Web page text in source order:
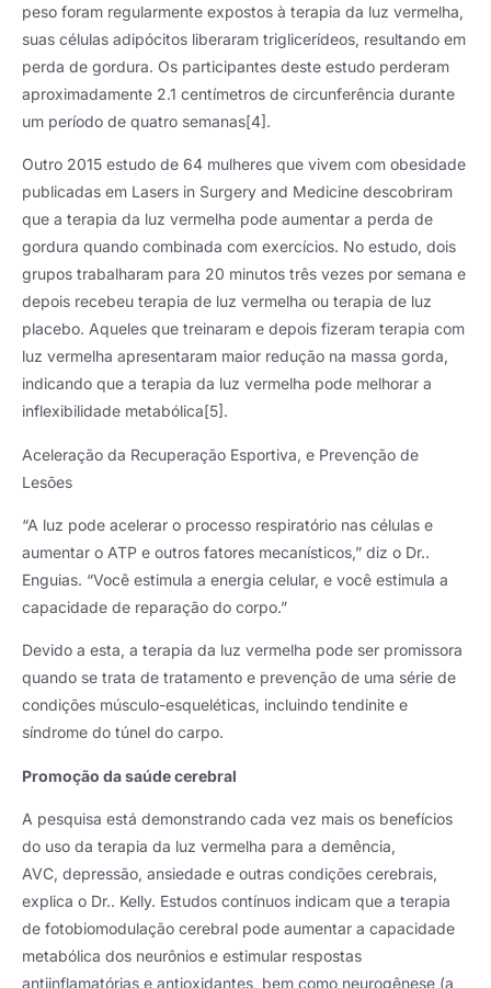
peso foram regularmente expostos à terapia da luz vermelha,
suas células adipócitos liberaram triglicerídeos, resultando em
perda de gordura. Os participantes deste estudo perderam
aproximadamente 2.1 centímetros de circunferência durante
um período de quatro semanas[4].
Outro 2015 estudo de 64 mulheres que vivem com obesidade
publicadas em Lasers in Surgery and Medicine descobriram
que a terapia da luz vermelha pode aumentar a perda de
gordura quando combinada com exercícios. No estudo, dois
grupos trabalharam para 20 minutos três vezes por semana e
depois recebeu terapia de luz vermelha ou terapia de luz
placebo. Aqueles que treinaram e depois fizeram terapia com
luz vermelha apresentaram maior redução na massa gorda,
indicando que a terapia da luz vermelha pode melhorar a
inflexibilidade metabólica[5].
Aceleração da Recuperação Esportiva, e Prevenção de
Lesões
“A luz pode acelerar o processo respiratório nas células e
aumentar o ATP e outros fatores mecanísticos,” diz o Dr..
Enguias. “Você estimula a energia celular, e você estimula a
capacidade de reparação do corpo.”
Devido a esta, a terapia da luz vermelha pode ser promissora
quando se trata de tratamento e prevenção de uma série de
condições músculo-esqueléticas, incluindo tendinite e
síndrome do túnel do carpo.
Promoção da saúde cerebral
A pesquisa está demonstrando cada vez mais os benefícios
do uso da terapia da luz vermelha para a demência,
AVC, depressão, ansiedade e outras condições cerebrais,
explica o Dr.. Kelly. Estudos contínuos indicam que a terapia
de fotobiomodulação cerebral pode aumentar a capacidade
metabólica dos neurônios e estimular respostas
antiinflamatórias e antioxidantes, bem como neurogênese (a